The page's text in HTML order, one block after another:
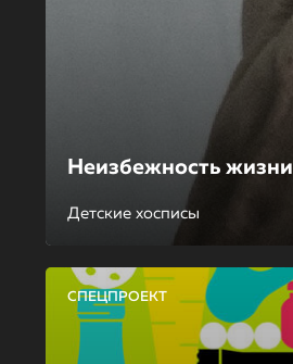
Неизбежность жизни
Детские хосписы
СПЕЦПРОЕКТ